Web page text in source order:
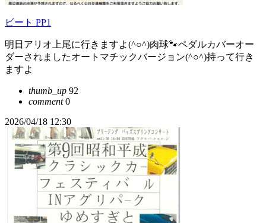
ビート PP1
明日アリオ上尾に行きますよ(^○^)肉球🐾ペダルカバーオー
ダーされましたオートマチックバージョン(^○^)持って行き
ますよ
thumb_up 92
comment0
2026/04/18 12:30